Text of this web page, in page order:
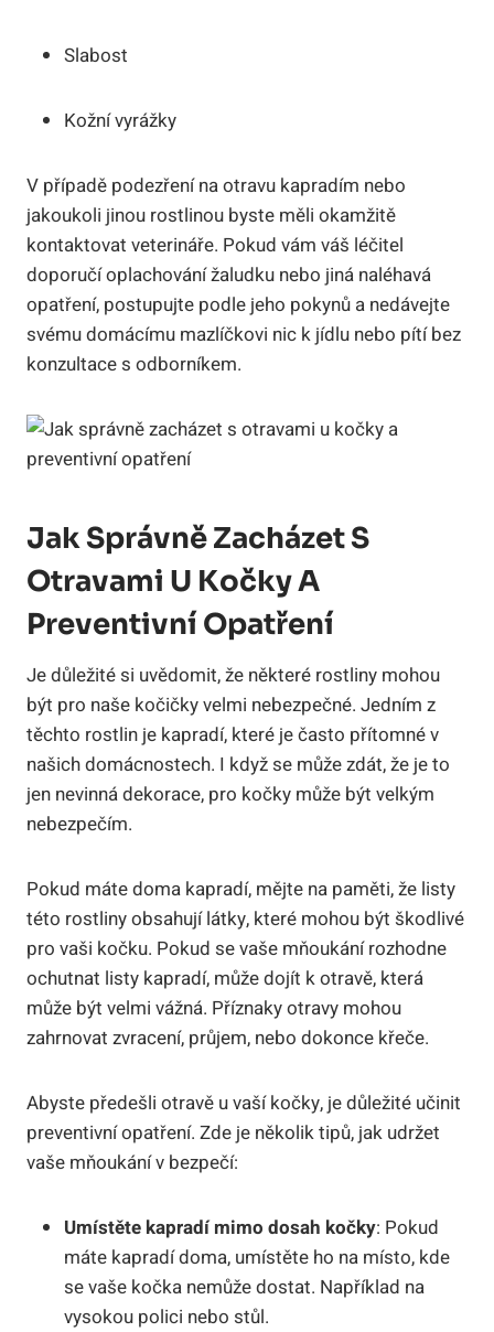
Slabost
Kožní vyrážky
V případě podezření na otravu kapradím nebo
jakoukoli jinou rostlinou byste měli okamžitě
kontaktovat veterináře. Pokud vám váš léčitel
doporučí oplachování žaludku nebo jiná naléhavá
opatření, postupujte podle jeho pokynů a nedávejte
svému domácímu mazlíčkovi nic k jídlu nebo pítí bez
konzultace s odborníkem.
Jak Správně Zacházet S
Otravami U Kočky A
Preventivní Opatření
Je důležité si uvědomit, že některé rostliny mohou
být pro naše kočičky velmi nebezpečné. Jedním z
těchto rostlin je kapradí, které je často přítomné v
našich domácnostech. I když se může zdát, že je to
jen nevinná dekorace, pro kočky může být velkým
nebezpečím.
Pokud máte doma kapradí, mějte na paměti, že listy
této rostliny obsahují látky, které mohou být škodlivé
pro vaši kočku. Pokud se vaše mňoukání rozhodne
ochutnat listy kapradí, může dojít k otravě, která
může být velmi vážná. Příznaky otravy mohou
zahrnovat zvracení, průjem, nebo dokonce křeče.
Abyste předešli otravě u vaší kočky, je důležité učinit
preventivní opatření. Zde je několik tipů, jak udržet
vaše mňoukání v bezpečí:
Umístěte kapradí mimo dosah kočky: Pokud
máte kapradí doma, umístěte ho na místo, kde
se vaše kočka nemůže dostat. Například na
vysokou polici nebo stůl.